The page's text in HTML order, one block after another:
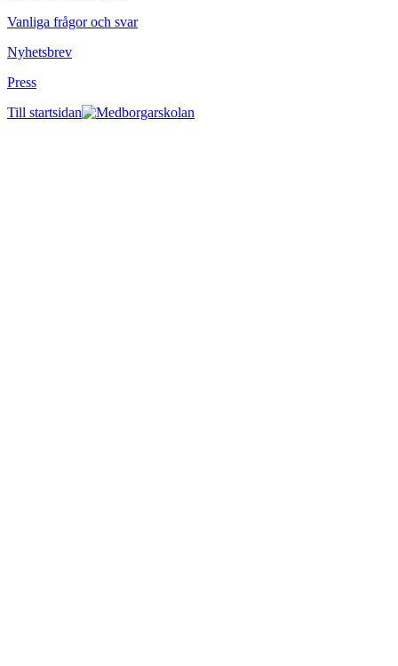
Vanliga frågor och svar
Nyhetsbrev
Press
Till startsidan